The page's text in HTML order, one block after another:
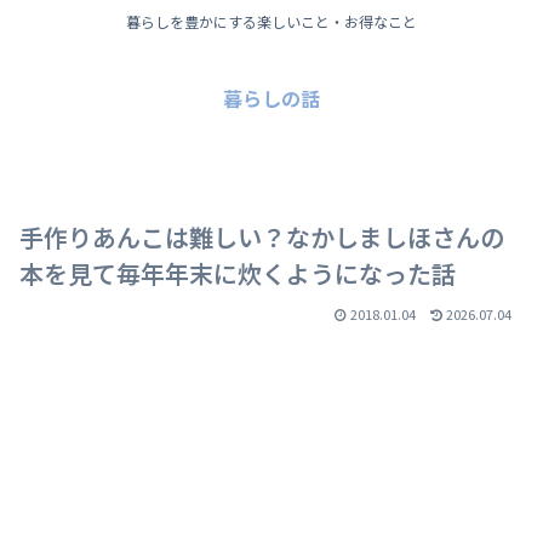
暮らしを豊かにする楽しいこと・お得なこと
暮らしの話
手作りあんこは難しい？なかしましほさんの
本を見て毎年年末に炊くようになった話
2018.01.04 2026.07.04